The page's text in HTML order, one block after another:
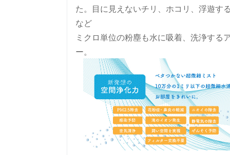
た。目に見えないチリ、ホコリ、浮遊す
など
ミクロ単位の粉塵も水に吸着、洗浄する
ー。